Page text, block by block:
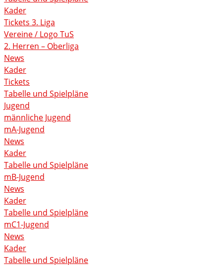
Kader
Tickets 3. Liga
Vereine / Logo TuS
2. Herren – Oberliga
News
Kader
Tickets
Tabelle und Spielpläne
Jugend
männliche Jugend
mA-Jugend
News
Kader
Tabelle und Spielpläne
mB-Jugend
News
Kader
Tabelle und Spielpläne
mC1-Jugend
News
Kader
Tabelle und Spielpläne